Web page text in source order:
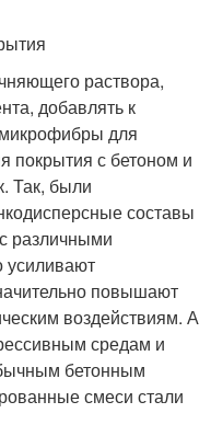
раствора,
добавлять к
для
покрытия с бетоном и
Так, были
составы
различными
усиливают
повышают
воздействиям. А
средам и
бетонным
смеси стали